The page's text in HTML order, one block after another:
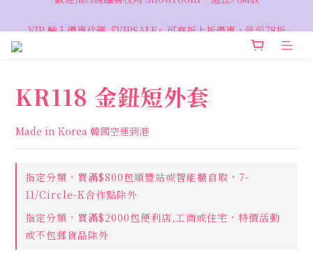
VIP 輸入優惠代碼『VIPSALE』可享折上折優惠，低至78折
KR118 金鈕短外套
Made in Korea 韓國空運到港
指定分類，買滿$800包順豐站或智能櫃自取，7-
11/Circle-K合作點除外
指定分類，買滿$2000包便利店,工商或住宅，特價活動
或不包郵貨品除外